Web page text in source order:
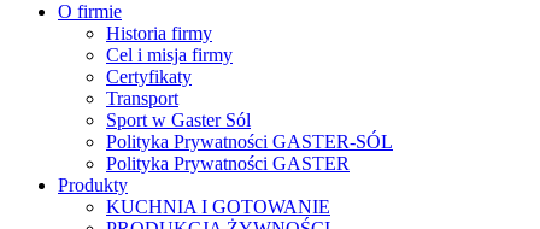
O firmie
Historia firmy
Cel i misja firmy
Certyfikaty
Transport
Sport w Gaster Sól
Polityka Prywatności GASTER-SÓL
Polityka Prywatności GASTER
Produkty
KUCHNIA I GOTOWANIE